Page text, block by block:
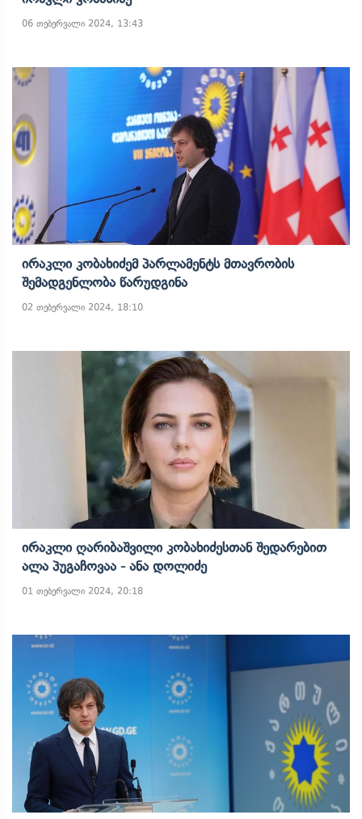
06 თებერვალი 2024, 13:43
Ირაკლი Კობახიძემ Პარლამენტს Მთავრობის
Შემადგენლობა Წარუდგინა
02 თებერვალი 2024, 18:10
Ირაკლი Ღარიბაშვილი Კობახიძესთან Შედარებით
Ალა Პუგაჩოვაა - Ანა Დოლიძე
01 თებერვალი 2024, 20:18